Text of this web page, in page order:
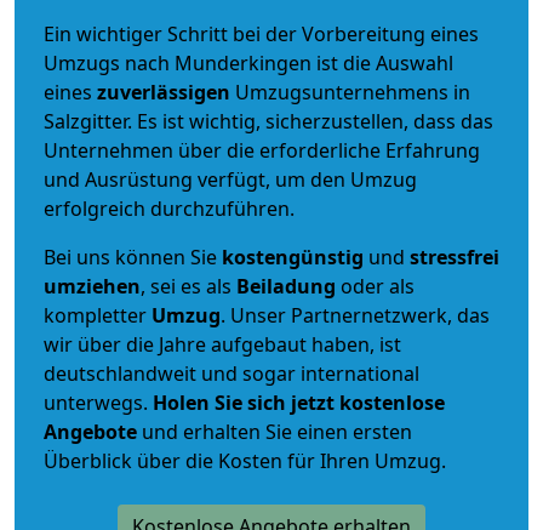
Ein wichtiger Schritt bei der Vorbereitung eines
Umzugs nach Munderkingen ist die Auswahl
eines zuverlässigen Umzugsunternehmens in
Salzgitter. Es ist wichtig, sicherzustellen, dass das
Unternehmen über die erforderliche Erfahrung
und Ausrüstung verfügt, um den Umzug
erfolgreich durchzuführen.
Bei uns können Sie kostengünstig und stressfrei
umziehen, sei es als Beiladung oder als
kompletter Umzug. Unser Partnernetzwerk, das
wir über die Jahre aufgebaut haben, ist
deutschlandweit und sogar international
unterwegs. Holen Sie sich jetzt kostenlose
Angebote und erhalten Sie einen ersten
Überblick über die Kosten für Ihren Umzug.